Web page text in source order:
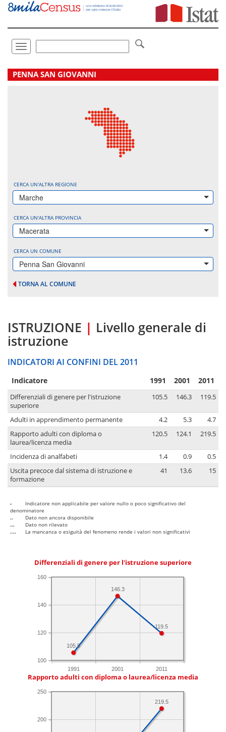
Vai
direttamente
Toggle
navigation
.
PENNA SAN GIOVANNI
CERCA UN'ALTRA REGIONE
Marche
CERCA UN'ALTRA PROVINCIA
Macerata
CERCA UN COMUNE
Penna San Giovanni
TORNA AL COMUNE
ISTRUZIONE | Livello generale di
istruzione
INDICATORI AI CONFINI DEL 2011
Indicatore 1991 2001 2011
Differenziali di genere per l'istruzione
superiore
105.5 146.3 119.5
Adulti in apprendimento permanente 4.2 5.3
4.7
Rapporto adulti con diploma o
laurea/licenza media
120.5 124.1 219.5
Incidenza di analfabeti 1.4 0.9
0.5
Uscita precoce dal sistema di istruzione e
formazione
41 13.6 15
-
Indicatore non applicabile per valore nullo o poco significativo del
denominatore
..
Dato non ancora disponibile
...
Dato non rilevato
....
La mancanza o esiguità del fenomeno rende i valori non significativi
Differenziali di genere per l'istruzione superiore
1991 2001 2011
100
120
140
160
119.5
146.3
105.5
Rapporto adulti con diploma o laurea/licenza media
200
250
219.5